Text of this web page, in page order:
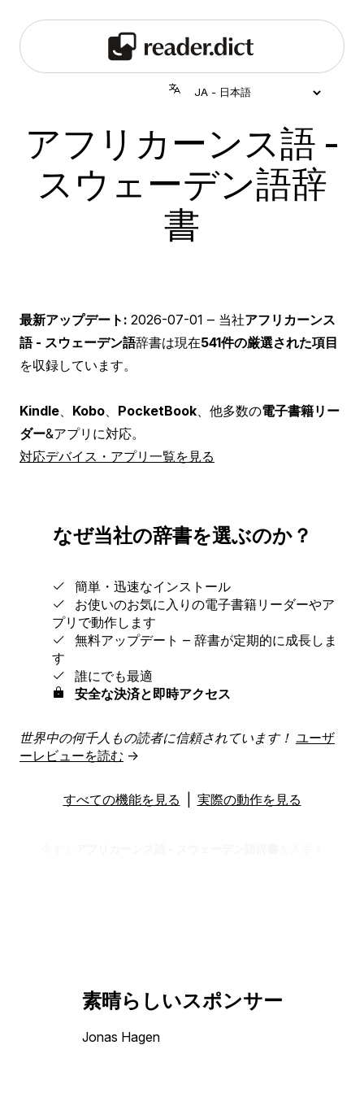
アフリカーンス語 -
スウェーデン語辞
書
最新アップデート: 2026-07-01 ‒ 当社アフリカーンス
語 - スウェーデン語辞書は現在541件の厳選された項目
を収録しています。
Kindle Kobo PocketBook 、他多数の電子書籍リー
ダー&アプリに対応。
対応デバイス・アプリ一覧を見る
なぜ当社の辞書を選ぶのか？
簡単・迅速なインストール
お使いのお気に入りの電子書籍リーダーやア
プリで動作します
無料アップデート ‒ 辞書が定期的に成長しま
す
誰にでも最適
安全な決済と即時アクセス
世界中の何千人もの読者に信頼されています！ ユーザ
ーレビューを読む →
すべての機能を見る 実際の動作を見る
素晴らしいスポンサー
Jonas Hagen